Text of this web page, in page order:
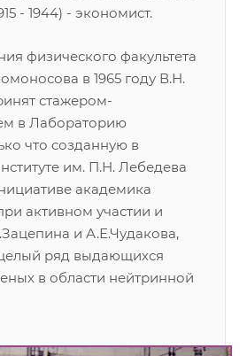
- 1944) - экономист.
физического факультета
в 1965 году В.Н.
стажером-
в Лабораторию
что созданную в
им. П.Н. Лебедева
академика
активном участии и
и А.Е.Чудакова,
ряд выдающихся
в области нейтринной